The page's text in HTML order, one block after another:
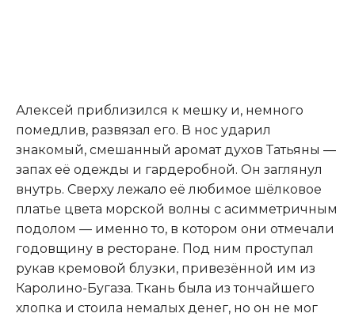
Алексей приблизился к мешку и, немного
помедлив, развязал его. В нос ударил
знакомый, смешанный аромат духов Татьяны —
запах её одежды и гардеробной. Он заглянул
внутрь. Сверху лежало её любимое шёлковое
платье цвета морской волны с асимметричным
подолом — именно то, в котором они отмечали
годовщину в ресторане. Под ним проступал
рукав кремовой блузки, привезённой им из
Каролино-Бугаза. Ткань была из тончайшего
хлопка и стоила немалых денег, но он не мог